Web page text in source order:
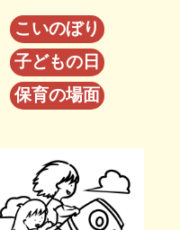
こいのぼり
子どもの日
保育の場面